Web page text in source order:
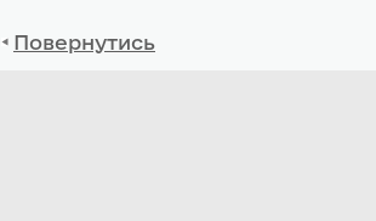
Повернутись